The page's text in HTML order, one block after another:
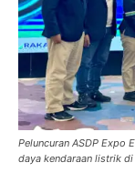
Peluncuran ASDP Expo
daya kendaraan listrik